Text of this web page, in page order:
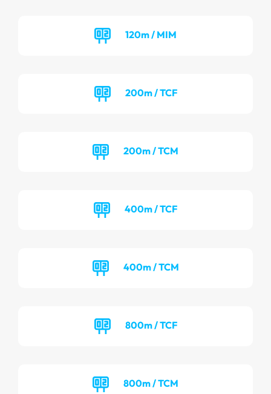
120m / MIM
200m / TCF
200m / TCM
400m / TCF
400m / TCM
800m / TCF
800m / TCM